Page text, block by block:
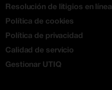
Resolución de litigios en línea
Política de cookies
Política de privacidad
Calidad de servicio
Gestionar UTIQ